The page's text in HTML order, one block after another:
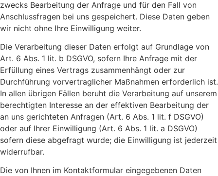
zwecks Bearbeitung der Anfrage und für den Fall von
Anschlussfragen bei uns gespeichert. Diese Daten geben
wir nicht ohne Ihre Einwilligung weiter.
Die Verarbeitung dieser Daten erfolgt auf Grundlage von
Art. 6 Abs. 1 lit. b DSGVO, sofern Ihre Anfrage mit der
Erfüllung eines Vertrags zusammenhängt oder zur
Durchführung vorvertraglicher Maßnahmen erforderlich ist.
In allen übrigen Fällen beruht die Verarbeitung auf unserem
berechtigten Interesse an der effektiven Bearbeitung der
an uns gerichteten Anfragen (Art. 6 Abs. 1 lit. f DSGVO)
oder auf Ihrer Einwilligung (Art. 6 Abs. 1 lit. a DSGVO)
sofern diese abgefragt wurde; die Einwilligung ist jederzeit
widerrufbar.
Die von Ihnen im Kontaktformular eingegebenen Daten